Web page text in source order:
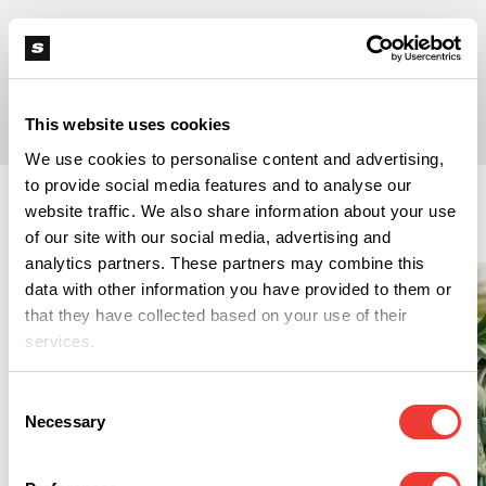
This website uses cookies
We use cookies to personalise content and advertising,
to provide social media features and to analyse our
website traffic. We also share information about your use
of our site with our social media, advertising and
analytics partners. These partners may combine this
data with other information you have provided to them or
that they have collected based on your use of their
services.
Selection
Necessary
M Marco Ribechi
Regulation